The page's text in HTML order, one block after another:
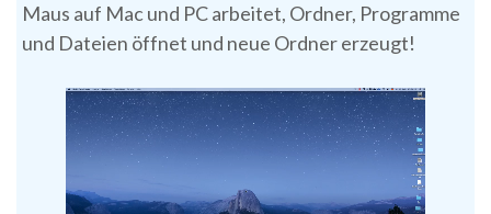
Maus auf Mac und PC arbeitet, Ordner, Programme
und Dateien öffnet und neue Ordner erzeugt!